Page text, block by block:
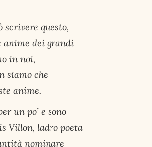
scrivere questo,
anime dei grandi
in noi,
siamo che
anime.
un po’ e sono
Villon, ladro poeta
nominare